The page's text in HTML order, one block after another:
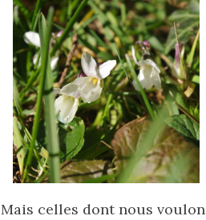
Mais celles dont nous